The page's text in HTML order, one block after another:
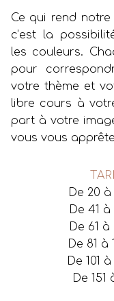
Ce qui rend
c’est la
les couleurs.
pour
votre thème et
libre cours à
part à votre
vous vous
De 20
De 41
De 61
De 81 à
De 101
De